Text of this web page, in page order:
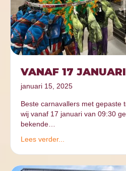
VANAF 17
januari 15, 2025
Beste carnavallers met gepaste
wij vanaf 17 januari van 09:30
bekende…
Lees verder...